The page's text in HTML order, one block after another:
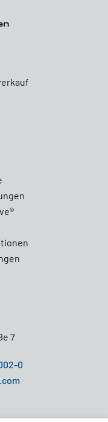
7
0